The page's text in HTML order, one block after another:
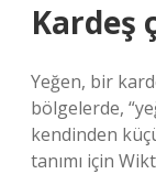
Kardeş
Yeğen, bir
bölgelerde,
kendinden
tanımı için